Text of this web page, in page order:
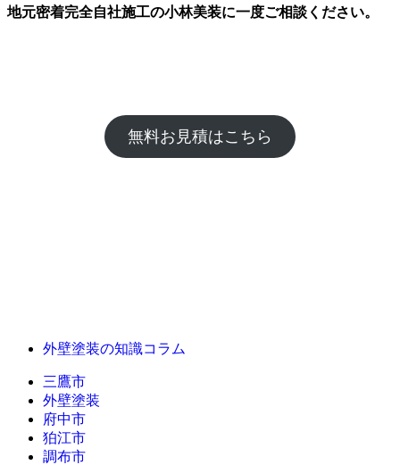
地元密着完全自社施工の小林美装に一度ご相談ください。
無料お見積はこちら
外壁塗装の知識コラム
三鷹市
外壁塗装
府中市
狛江市
調布市